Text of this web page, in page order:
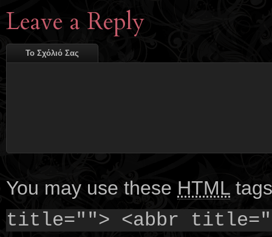
Leave a Reply
Το Σχόλιό Σας
You may use these HTML
title=""> <abbr